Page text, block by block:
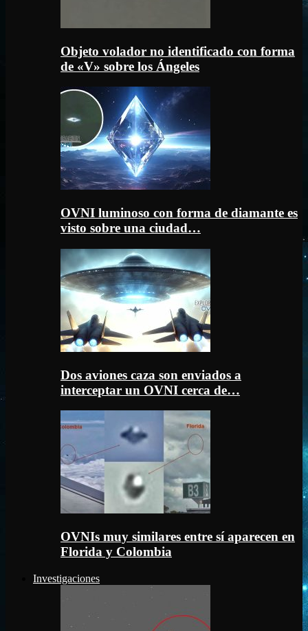
Objeto volador no identificado con forma
de «V» sobre los Ángeles
OVNI luminoso con forma de diamante es
visto sobre una ciudad…
Dos aviones caza son enviados a
interceptar un OVNI cerca de…
OVNIs muy similares entre sí aparecen en
Florida y Colombia
Investigaciones